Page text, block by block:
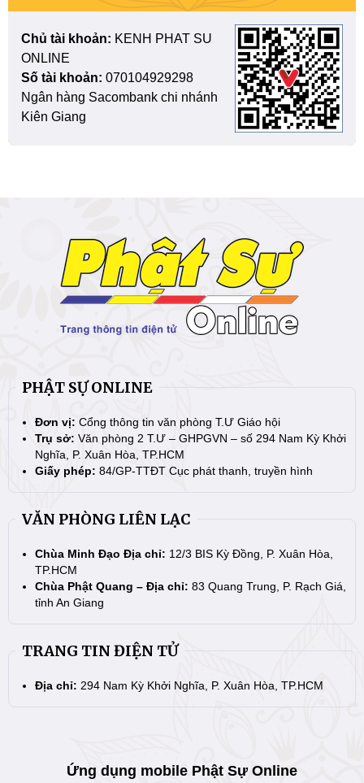
Chủ tài khoản: KENH PHAT SU
ONLINE
Số tài khoản: 070104929298
Ngân hàng Sacombank chi nhánh
Kiên Giang
PHẬT SỰ ONLINE
Đơn vị: Cổng thông tin văn phòng T.Ư Giáo hội
Trụ sở: Văn phòng 2 T.Ư – GHPGVN – số 294 Nam Kỳ Khởi
Nghĩa, P. Xuân Hòa, TP.HCM
Giấy phép: 84/GP-TTĐT Cục phát thanh, truyền hình
VĂN PHÒNG LIÊN LẠC
Chùa Minh Đạo Địa chỉ: 12/3 BIS Kỳ Đồng, P. Xuân Hòa,
TP.HCM
Chùa Phật Quang – Địa chỉ: 83 Quang Trung, P. Rạch Giá,
tỉnh An Giang
TRANG TIN ĐIỆN TỬ
Địa chỉ: 294 Nam Kỳ Khởi Nghĩa, P. Xuân Hòa, TP.HCM
Ứng dụng mobile Phật Sự Online